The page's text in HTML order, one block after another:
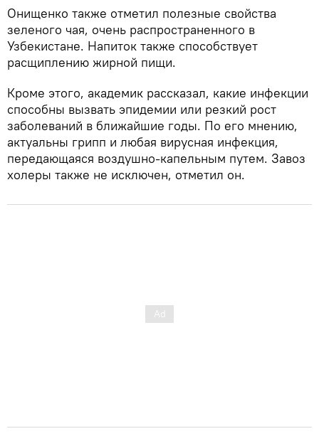
Онищенко также отметил полезные свойства
зеленого чая, очень распространенного в
Узбекистане. Напиток также способствует
расщиплению жирной пищи.
Кроме этого, академик рассказал, какие инфекции
способны вызвать эпидемии или резкий рост
заболеваний в ближайшие годы. По его мнению,
актуальны грипп и любая вирусная инфекция,
передающаяся воздушно-капельным путем. Завоз
холеры также не исключен, отметил он.